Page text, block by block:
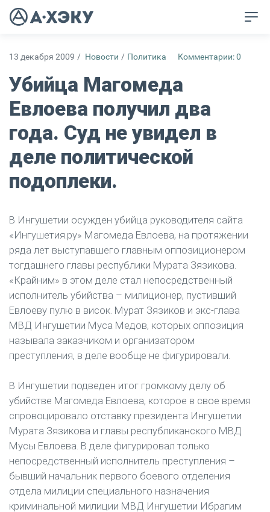
13 декабря 2009 / Новости / Политика Комментарии: 0
Убийца Магомеда
Евлоева получил два
года. Суд не увидел в
деле политической
подоплеки.
В Ингушетии осужден убийца руководителя сайта
«Ингушетия.ру» Магомеда Евлоева, на протяжении
ряда лет выступавшего главным оппозиционером
тогдашнего главы республики Мурата Зязикова.
«Крайним» в этом деле стал непосредственный
исполнитель убийства – милиционер, пустивший
Евлоеву пулю в висок. Мурат Зязиков и экс-глава
МВД Ингушетии Муса Медов, которых оппозиция
называла заказчиком и организатором
преступления, в деле вообще не фигурировали.
В Ингушетии подведен итог громкому делу об
убийстве Магомеда Евлоева, которое в свое время
спровоцировало отставку президента Ингушетии
Мурата Зязикова и главы республиканского МВД
Мусы Евлоева. В деле фигурировал только
непосредственный исполнитель преступления –
бывший начальник первого боевого отделения
отдела милиции специального назначения
криминальной милиции МВД Ингушетии Ибрагим